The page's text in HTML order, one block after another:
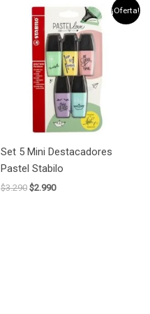
¡Oferta!
Set 5 Mini Destacadores
Pastel Stabilo
$3.290
El
precio
original
era:
$3.290.
$2.990
actual
es:
$2.990.